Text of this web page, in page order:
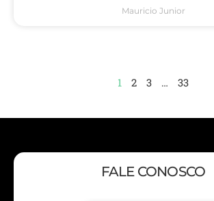
Mauricio Junior
1 2 3 … 33
FALE CONOSCO